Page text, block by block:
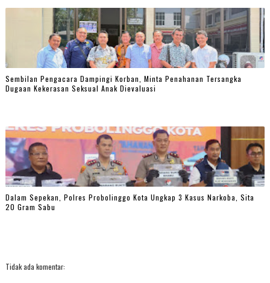
Sembilan Pengacara Dampingi Korban, Minta Penahanan Tersangka
Dugaan Kekerasan Seksual Anak Dievaluasi
Dalam Sepekan, Polres Probolinggo Kota Ungkap 3 Kasus Narkoba, Sita
20 Gram Sabu
Tidak ada komentar: